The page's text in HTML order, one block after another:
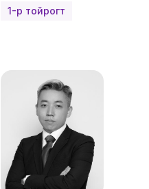
1-р тойрогт